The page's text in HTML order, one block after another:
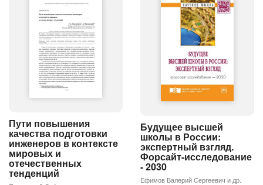
Пути повышения
качества подготовки
инженеров в контексте
мировых и
отечественных
тенденций
Будущее высшей
школы в России:
экспертный взгляд.
Форсайт-исследование
- 2030
Ефимов Валерий Сергеевич и др.